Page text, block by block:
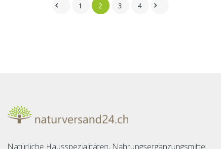
 1 2 3 4 
Natürliche Hausspezialitäten, Nahrungsergänzungsmittel